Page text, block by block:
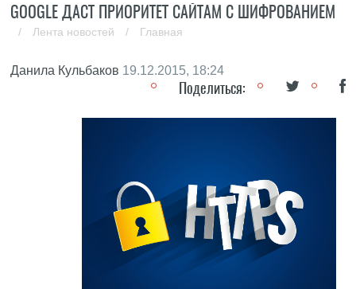
GOOGLE ДАСТ ПРИОРИТЕТ САЙТАМ С ШИФРОВАНИЕМ
/ Лента новостей / Главная
Данила Кульбаков 19.12.2015, 18:24
Поделиться: